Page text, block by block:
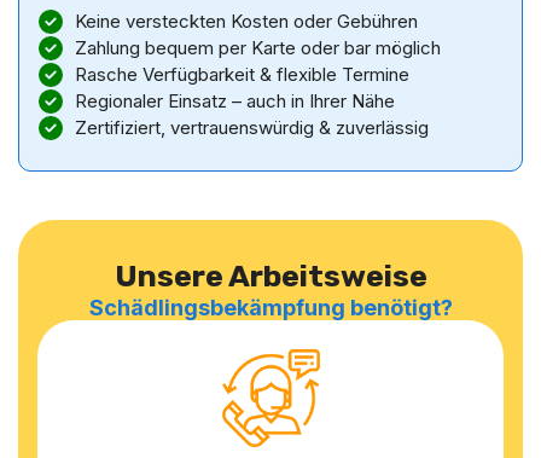
Keine versteckten Kosten oder Gebühren
Zahlung bequem per Karte oder bar möglich
Rasche Verfügbarkeit & flexible Termine
Regionaler Einsatz – auch in Ihrer Nähe
Zertifiziert, vertrauenswürdig & zuverlässig
Unsere Arbeitsweise
Schädlingsbekämpfung benötigt?